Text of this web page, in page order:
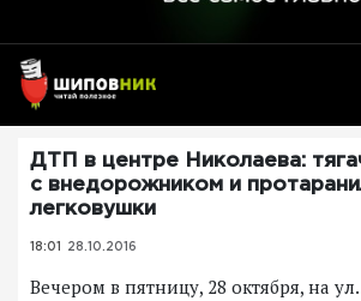
ДТП в центре Николаева:
с внедорожником и
легковушки
18:01 28.10.2016
Вечером в пятницу, 28 октября, на